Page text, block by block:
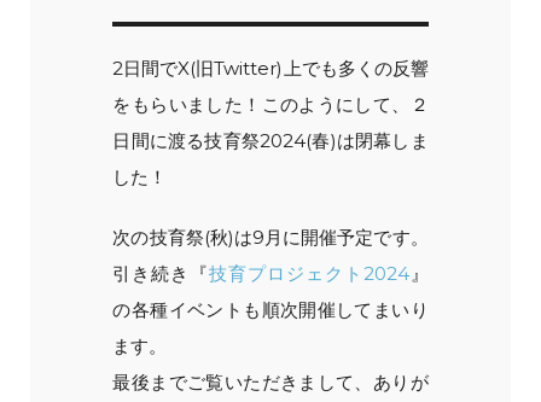
2日間でX(旧Twitter)上でも多くの反響
をもらいました！このようにして、２
日間に渡る技育祭2024(春)は閉幕しま
した！
次の技育祭(秋)は9月に開催予定です。
引き続き『技育プロジェクト2024』
の各種イベントも順次開催してまいり
ます。
最後までご覧いただきまして、ありが